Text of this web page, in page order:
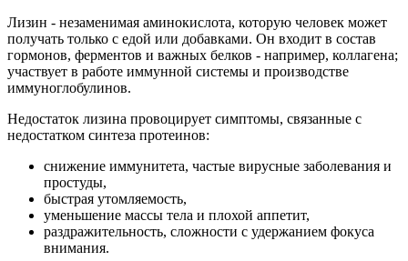
Лизин - незаменимая аминокислота, которую человек может
получать только с едой или добавками. Он входит в состав
гормонов, ферментов и важных белков - например, коллагена;
участвует в работе иммунной системы и производстве
иммуноглобулинов.
Недостаток лизина провоцирует симптомы, связанные с
недостатком синтеза протеинов:
снижение иммунитета, частые вирусные заболевания и
простуды,
быстрая утомляемость,
уменьшение массы тела и плохой аппетит,
раздражительность, сложности с удержанием фокуса
внимания.